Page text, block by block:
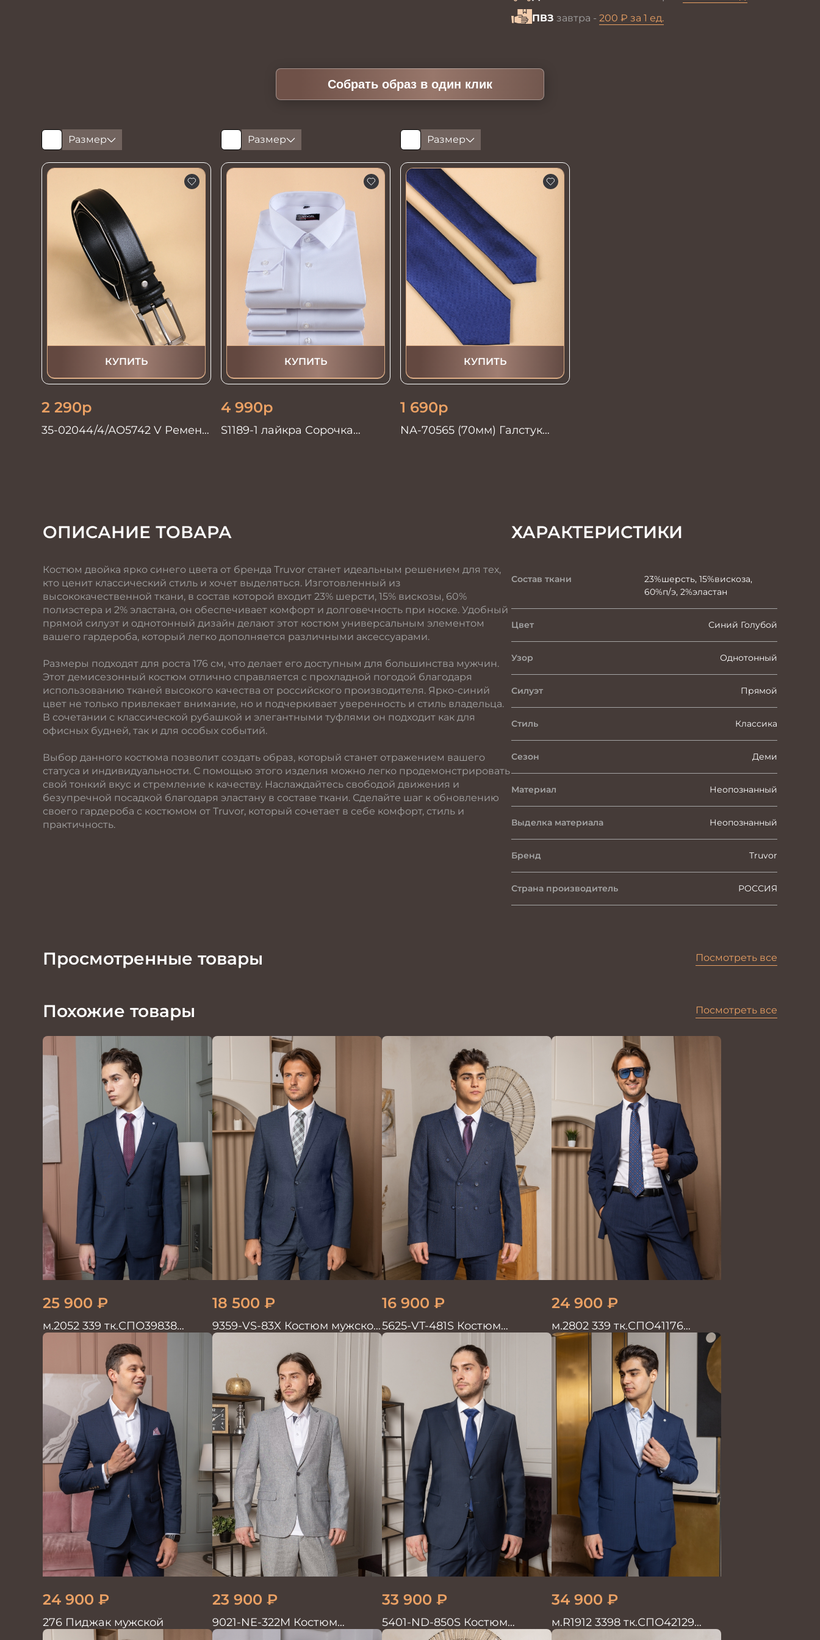
ПВЗ завтра - 200 ₽ за 1 ед.
Собрать образ в один клик
Размер
КУПИТЬ
2 290р
35-02044/4/АО5742 V Ремень
Размер
КУПИТЬ
4 990р
S1189-1 лайкра Сорочка
Размер
КУПИТЬ
1 690р
NA-70565 (70мм) Галстук
ОПИСАНИЕ ТОВАРА
Костюм двойка ярко синего цвета от бренда Truvor станет идеальным решением для тех,
кто ценит классический стиль и хочет выделяться. Изготовленный из
высококачественной ткани, в состав которой входит 23% шерсти, 15% вискозы, 60%
полиэстера и 2% эластана, он обеспечивает комфорт и долговечность при носке. Удобный
прямой силуэт и однотонный дизайн делают этот костюм универсальным элементом
вашего гардероба, который легко дополняется различными аксессуарами.
Размеры подходят для роста 176 см, что делает его доступным для большинства мужчин.
Этот демисезонный костюм отлично справляется с прохладной погодой благодаря
использованию тканей высокого качества от российского производителя. Ярко-синий
цвет не только привлекает внимание, но и подчеркивает уверенность и стиль владельца.
В сочетании с классической рубашкой и элегантными туфлями он подходит как для
офисных будней, так и для особых событий.
Выбор данного костюма позволит создать образ, который станет отражением вашего
статуса и индивидуальности. С помощью этого изделия можно легко продемонстрировать
свой тонкий вкус и стремление к качеству. Наслаждайтесь свободой движения и
безупречной посадкой благодаря эластану в составе ткани. Сделайте шаг к обновлению
своего гардероба с костюмом от Truvor, который сочетает в себе комфорт, стиль и
практичность.
ХАРАКТЕРИСТИКИ
Состав ткани
23%шерсть, 15%вискоза,
60%п/э, 2%эластан
Цвет Синий Голубой
Узор Однотонный
Силуэт Прямой
Стиль Классика
Сезон Деми
Материал Неопознанный
Выделка материала Неопознанный
Бренд Truvor
Страна производитель РОССИЯ
Просмотренные товары Посмотреть все
Похожие товары Посмотреть все
25 900 ₽
м.2052 339 тк.СПО39838
Костюм мужской
18 500 ₽
9359-VS-83X Костюм мужской
двойка
16 900 ₽
5625-VT-481S Костюм
мужской двойка
24 900 ₽
м.2802 339 тк.СПО41176
Костюм мужской
24 900 ₽
276 Пиджак мужской
23 900 ₽
9021-NE-322M Костюм
мужской двойка хлопок, лен
33 900 ₽
5401-ND-850S Костюм
мужской двойка
34 900 ₽
м.R1912 3398 тк.СПО42129
Костюм мужской